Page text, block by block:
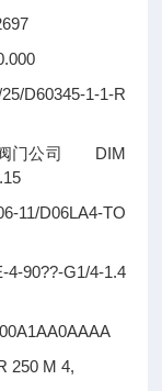
D60345-1-1-R
阀门公司 DIM
11/D06LA4-TO
4-90??-G1/4-1.4
M 4,